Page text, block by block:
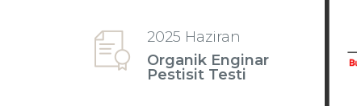
2025 Haziran
Organik Enginar
Pestisit Testi